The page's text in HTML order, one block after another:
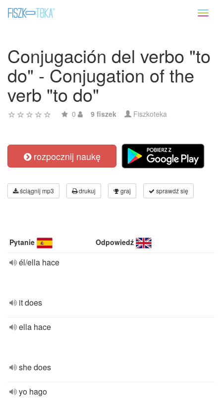
Conjugación del verbo "to
do" - Conjugation of the
verb "to do"
0 9 fiszek Fiszkoteka
rozpocznij naukę
ściągnij mp3 drukuj graj sprawdź się
Pytanie Odpowiedź
él/ella hace
it does
ella hace
she does
yo hago